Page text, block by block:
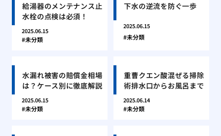
給湯器のメンテナンス止
水栓の点検は必須！
2025.06.15
未分類
下水の逆流を防ぐ一歩
2025.06.15
未分類
水漏れ被害の賠償金相場
は？ケース別に徹底解説
2025.06.15
未分類
重曹クエン酸混ぜる掃除
術排水口からお風呂まで
2025.06.14
未分類